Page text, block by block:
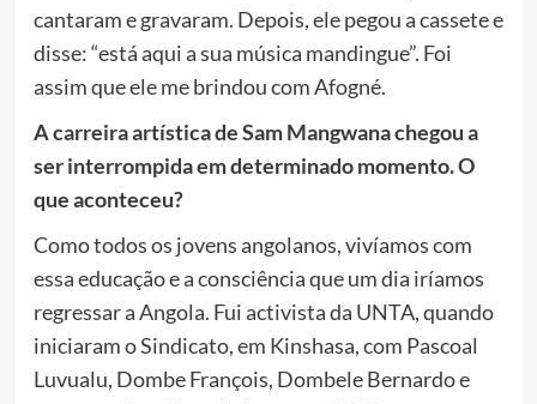
cantaram e gravaram. Depois, ele pegou a cassete e
disse: “está aqui a sua música mandingue”. Foi
assim que ele me brindou com Afogné.
A carreira artística de Sam Mangwana chegou a
ser interrompida em determinado momento. O
que aconteceu?
Como todos os jovens angolanos, vivíamos com
essa educação e a consciência que um dia iríamos
regressar a Angola. Fui activista da UNTA, quando
iniciaram o Sindicato, em Kinshasa, com Pascoal
Luvualu, Dombe François, Dombele Bernardo e